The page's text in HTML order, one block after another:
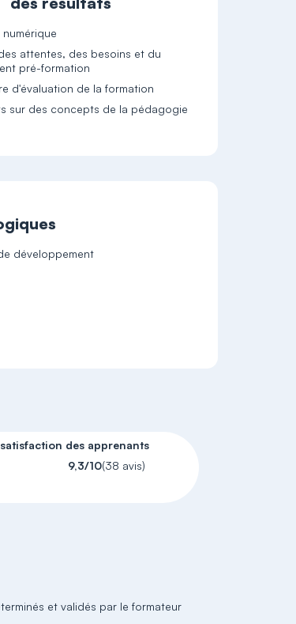
numérique
attentes, des besoins et du
pré-formation
d'évaluation de la formation
sur des concepts de la pédagogie
développement
des apprenants
9,3/10(38 avis)
et validés par le formateur